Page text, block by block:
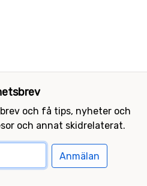
och få tips, nyheter och
och annat skidrelaterat.
Anmälan